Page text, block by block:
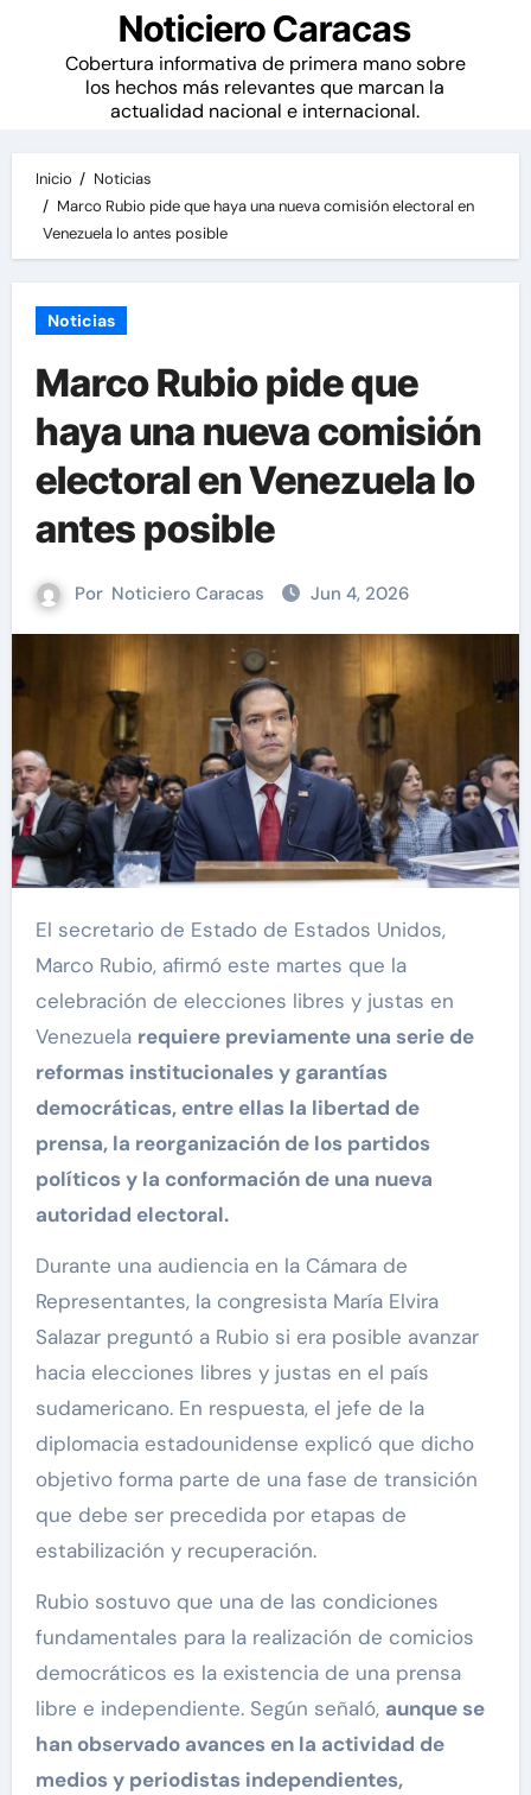
Noticiero Caracas
Cobertura informativa de primera mano sobre
los hechos más relevantes que marcan la
actualidad nacional e internacional.
Inicio
Noticias
Marco Rubio pide que haya una nueva comisión electoral en
Venezuela lo antes posible
Noticias
Marco Rubio pide que
haya una nueva comisión
electoral en Venezuela lo
antes posible
Por Noticiero Caracas Jun 4, 2026
El secretario de Estado de Estados Unidos,
Marco Rubio, afirmó este martes que la
celebración de elecciones libres y justas en
Venezuela requiere previamente una serie de
reformas institucionales y garantías
democráticas, entre ellas la libertad de
prensa, la reorganización de los partidos
políticos y la conformación de una nueva
autoridad electoral.
Durante una audiencia en la Cámara de
Representantes, la congresista María Elvira
Salazar preguntó a Rubio si era posible avanzar
hacia elecciones libres y justas en el país
sudamericano. En respuesta, el jefe de la
diplomacia estadounidense explicó que dicho
objetivo forma parte de una fase de transición
que debe ser precedida por etapas de
estabilización y recuperación.
Rubio sostuvo que una de las condiciones
fundamentales para la realización de comicios
democráticos es la existencia de una prensa
libre e independiente. Según señaló, aunque se
han observado avances en la actividad de
medios y periodistas independientes,